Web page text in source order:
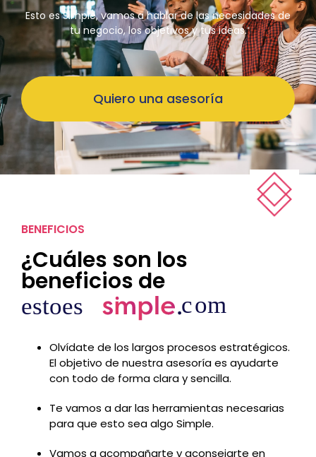
Esto es Simple, vamos a hablar de lasnecesidades de
tu negocio, los objetivos y tus ideas.
Quiero una asesoría
BENEFICIOS
¿Cuáles son los
beneficios de
Olvídate de los largos procesos estratégicos.
El objetivo de nuestra asesoría es ayudarte
con todo de forma clara y sencilla.
Te vamos a dar las herramientas necesarias
para que esto sea algo Simple.
Vamos a acompañarte y aconsejarte en